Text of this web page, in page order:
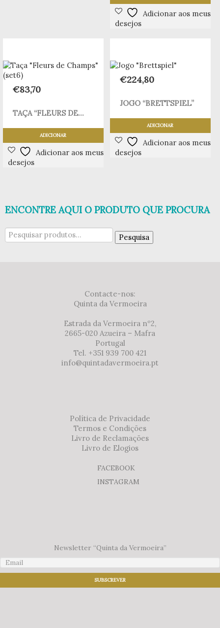
Adicionar aos meus
desejos
€83,70
TAÇA “FLEURS DE...
ADICIONAR
Adicionar aos meus
desejos
€224,80
JOGO “BRETTSPIEL”
ADICIONAR
Adicionar aos meus
desejos
ENCONTRE AQUI O PRODUTO QUE PROCURA
Pesquisar
por:
Pesquisa
Contacte-nos:
Quinta da Vermoeira
Estrada da Vermoeira nº2,
2665-020 Azueira – Mafra
Portugal
Tel. +351 939 700 421
info@quintadavermoeira.pt
Política de Privacidade
Termos e Condições
Livro de Reclamações
Livro de Elogios
FACEBOOK
INSTAGRAM
Newsletter “Quinta da Vermoeira”